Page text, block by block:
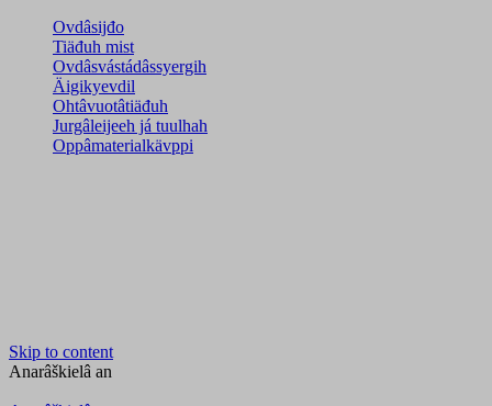
Ovdâsijđo
Tiäđuh mist
Ovdâsvástádâssyergih
Äigikyevdil
Ohtâvuotâtiäđuh
Jurgâleijeeh já tuulhah
Oppâmaterialkävppi
Skip to content
Anarâškielâ an